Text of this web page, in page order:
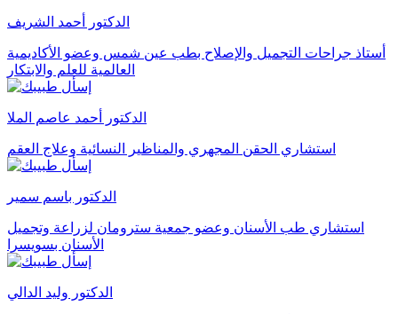
الدكتور أحمد الشريف
أستاذ جراحات التجميل والإصلاح بطب عين شمس وعضو الأكاديمية
العالمية للعلم والابتكار
الدكتور أحمد عاصم الملا
استشاري الحقن المجهري والمناظير النسائية وعلاج العقم
الدكتور باسم سمير
استشاري طب الأسنان وعضو جمعية سترومان لزراعة وتجميل
الأسنان بسويسرا
الدكتور وليد الدالي